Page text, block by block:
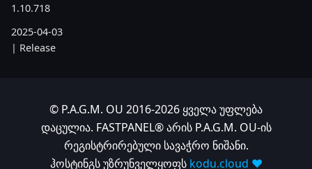
1.10.718
2025-04-03
| Release
| Release
| Release
© P.A.G.M. OU 2016-2026 ყველა უფლება
დაცულია. FASTPANEL® არის P.A.G.M. OU-ის
რეგისტრირებული სავაჭრო ნიშანი.
ჰოსტინგს უზრუნველყოფს kodu.cloud ❤️